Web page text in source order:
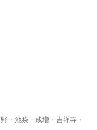
・ 池袋 ・ 成増 ・ 吉祥寺 ・